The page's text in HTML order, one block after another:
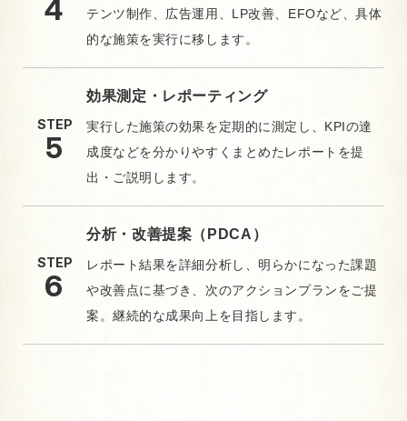
テンツ制作、広告運用、LP改善、EFOなど、具体
的な施策を実行に移します。
STEP
効果測定・レポーティング
実行した施策の効果を定期的に測定し、KPIの達
成度などを分かりやすくまとめたレポートを提
出・ご説明します。
STEP
分析・改善提案（PDCA）
レポート結果を詳細分析し、明らかになった課題
や改善点に基づき、次のアクションプランをご提
案。継続的な成果向上を目指します。